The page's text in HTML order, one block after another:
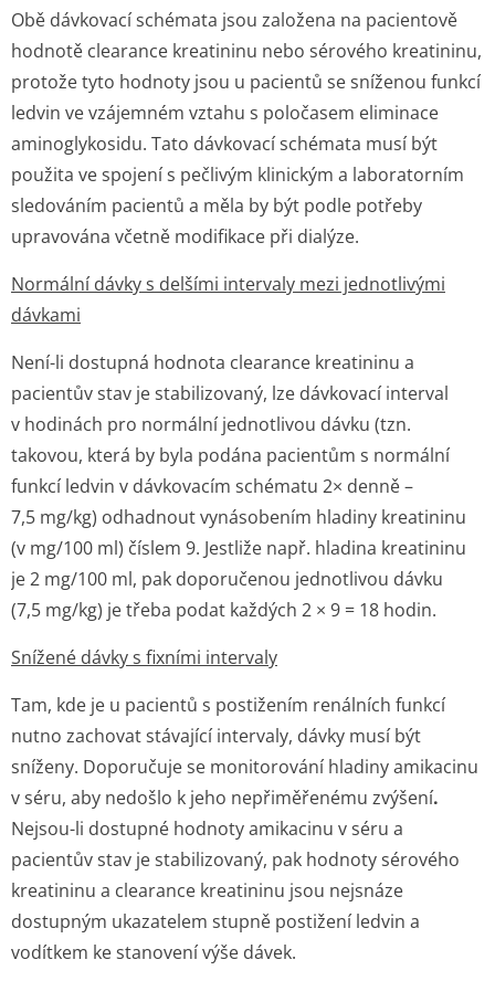
Obě dávkovací schémata jsou založena na pacientově
hodnotě clearance kreatininu nebo sérového kreatininu,
protože tyto hodnoty jsou u pacientů se sníženou funkcí
ledvin ve vzájemném vztahu s poločasem eliminace
aminoglykosidu. Tato dávkovací schémata musí být
použita ve spojení s pečlivým klinickým a laboratorním
sledováním pacientů a měla by být podle potřeby
upravována včetně modifikace při dialýze.
Normální dávky s delšími intervaly mezi jednotlivými
dávkami
Není-li dostupná hodnota clearance kreatininu a
pacientův stav je stabilizovaný, lze dávkovací interval
v hodinách pro normální jednotlivou dávku (tzn.
takovou, která by byla podána pacientům s normální
funkcí ledvin v dávkovacím schématu 2× denně –
7,5 mg/kg) odhadnout vynásobením hladiny kreatininu
(v mg/100 ml) číslem 9. Jestliže např. hladina kreatininu
je 2 mg/100 ml, pak doporučenou jednotlivou dávku
(7,5 mg/kg) je třeba podat každých 2 × 9 = 18 hodin.
Snížené dávky s fixními intervaly
Tam, kde je u pacientů s postižením renálních funkcí
nutno zachovat stávající intervaly, dávky musí být
sníženy. Doporučuje se monitorování hladiny amikacinu
v séru, aby nedošlo k jeho nepřiměřenému zvýšení.
Nejsou-li dostupné hodnoty amikacinu v séru a
pacientův stav je stabilizovaný, pak hodnoty sérového
kreatininu a clearance kreatininu jsou nejsnáze
dostupným ukazatelem stupně postižení ledvin a
vodítkem ke stanovení výše dávek.